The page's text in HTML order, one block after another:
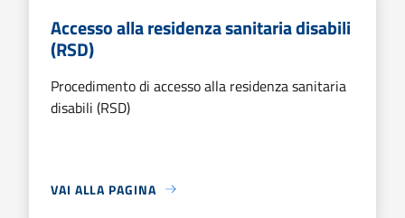
Accesso alla residenza sanitaria disabili
(RSD)
Procedimento di accesso alla residenza sanitaria
disabili (RSD)
VAI ALLA PAGINA